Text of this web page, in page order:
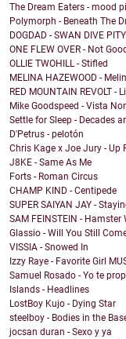
The Dream Eaters - mood
Polymorph - Beneath The
DOGDAD - SWAN DIVE
ONE FLEW OVER - Not
OLLIE TWOHILL - Stifled
MELINA HAZEWOOD -
RED MOUNTAIN REVOLT -
Mike Goodspeed - Vista
Settle for Sleep - Decades
D'Petrus - pelotón
Chris Kage x Joe Jury - Up
J8KE - Same As Me
Forts - Roman Circus
CHAMP KIND - Centipede
SUPER SAIYAN JAY -
SAM FEINSTEIN - Hamster
Glassio - Will You Still
VISSIA - Snowed In
Izzy Raye - Favorite Girl
Samuel Rosado - Yo te
Islands - Headlines
LostBoy Kujo - Dying Star
steelboy - Bodies in the
jocsan duran - Sexo y ya